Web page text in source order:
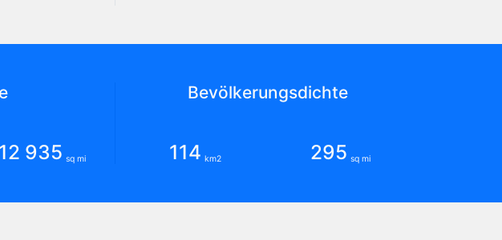
935 sq mi
Bevölkerungsdichte
114 km2 295 sq mi